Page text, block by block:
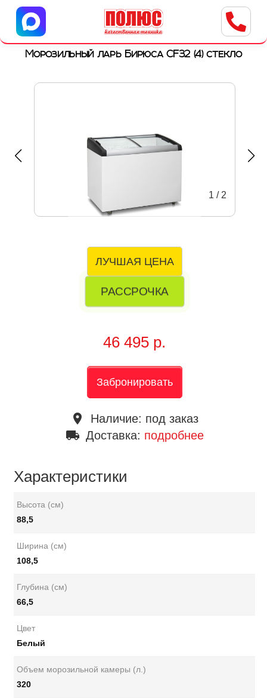
Центр бытовой техники
г. Ульяновск, ул. Пушкарева, 8a
Морозильный ларь Бирюса CF32 (4) стекло
1 / 2
ЛУЧШАЯ ЦЕНА
РАССРОЧКА
46 495 р.
Забронировать
place Наличие: под заказ
local_shipping Доставка: подробнее
Характеристики
Высота (см)
88,5
Ширина (см)
108,5
Глубина (см)
66,5
Цвет
Белый
Объем морозильной камеры (л.)
320